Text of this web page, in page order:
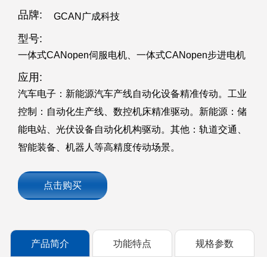
品牌: GCAN广成科技
型号:
一体式CANopen伺服电机、一体式CANopen步进电机
应用:
汽车电子：新能源汽车产线自动化设备精准传动。工业
控制：自动化生产线、数控机床精准驱动。新能源：储
能电站、光伏设备自动化机构驱动。其他：轨道交通、
智能装备、机器人等高精度传动场景。
点击购买
产品简介 功能特点 规格参数